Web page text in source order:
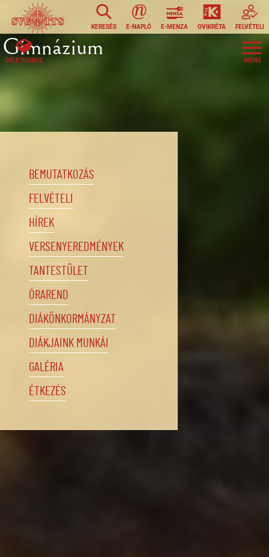
Ugrás a tartalomra
KERESÉS E-NAPLÓ E-MENZA OVIKRÉTA FELVÉTELI
ÖTLETDOBOZ
Gimnázium
BEMUTATKOZÁS
FELVÉTELI
HÍREK
VERSENYEREDMÉNYEK
TANTESTÜLET
ÓRAREND
DIÁKÖNKORMÁNYZAT
DIÁKJAINK MUNKÁI
GALÉRIA
ÉTKEZÉS